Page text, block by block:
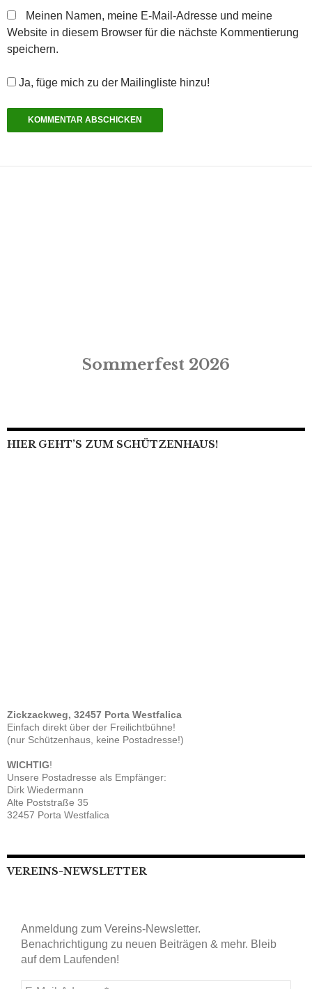
Meinen Namen, meine E-Mail-Adresse und meine
Website in diesem Browser für die nächste Kommentierung
speichern.
Ja, füge mich zu der Mailingliste hinzu!
VEREINS-NEWSLETTER
Anmeldung zum Vereins-Newsletter.
E-
*